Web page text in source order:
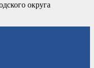
округа